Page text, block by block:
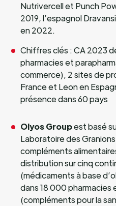
Nutrivercell et Punch
2019, l’espagnol
en 2022.
Chiffres clés : CA 2023
pharmacies et
commerce), 2 sites de
France et Leon en
présence dans 60 pays
Olyos Groupest basé
Laboratoire des
compléments
distribution sur cinq
(médicaments à base
dans 18 000 pharmacies
(compléments pour la